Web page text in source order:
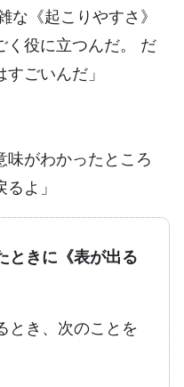
な《起こりやすさ》
く役に立つんだ。 だ
ごいんだ」
味がわかったところ
よ」
ときに《表が出る
とき、次のことを